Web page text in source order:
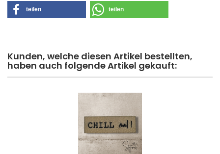
teilen teilen
Kunden, welche diesen Artikel bestellten,
haben auch folgende Artikel gekauft: